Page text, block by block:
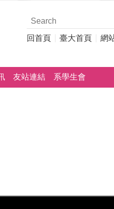
回首頁 臺大首頁 網
友站連結 系學生會